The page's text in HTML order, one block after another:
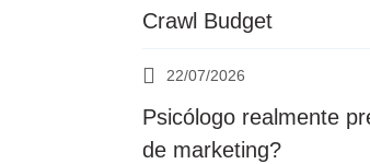
Crawl Budget
22/07/2026
Psicólogo realmente
de marketing?